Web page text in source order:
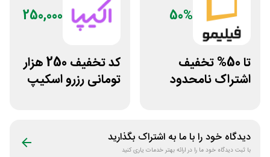
50%
تا 50% تخفیف
اشتراک نامحدود
250,000
کد تخفیف 250 هزار
تومانی رزرو اسکیپ
دیدگاه خود را با ما به اشتراک بگذارید
با ثبت دیدگاه خود ما را در ارائه بهتر خدمات یاری کنید